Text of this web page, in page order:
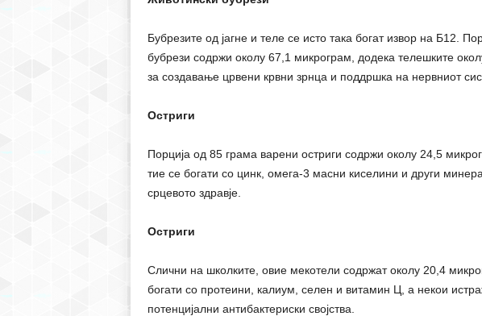
Бубрезите од јагне и теле се исто така богат извор на Б12.
бубрези содржи околу 67,1 микрограм, додека телешките
за создавање црвени крвни зрнца и поддршка на нервниот
Остриги
Порција од 85 грама варени остриги содржи околу 24,5
тие се богати со цинк, омега-3 масни киселини и други
срцевото здравје.
Остриги
Слични на школките, овие мекотели содржат околу 20,4
богати со протеини, калиум, селен и витамин Ц, а некои
потенцијални антибактериски својства.